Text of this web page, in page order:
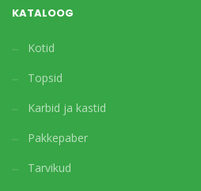
KATALOOG
Kotid
Topsid
Karbid ja kastid
Pakkepaber
Tarvikud